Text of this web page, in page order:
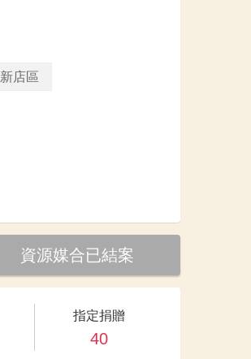
新店區
資源媒合已結案
指定捐贈
40